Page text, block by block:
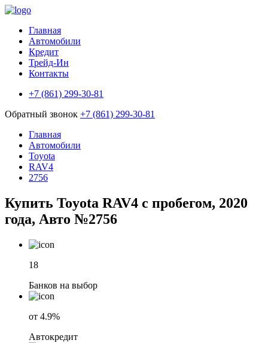
Главная
Автомобили
Кредит
Трейд-Ин
Контакты
+7 (861) 299-30-81
Обратный звонок +7 (861) 299-30-81
Главная
Автомобили
Toyota
RAV4
2756
Купить Toyota RAV4 с пробегом, 2020
года, Авто №2756
18
Банков на выбор
от 4.9%
Автокредит